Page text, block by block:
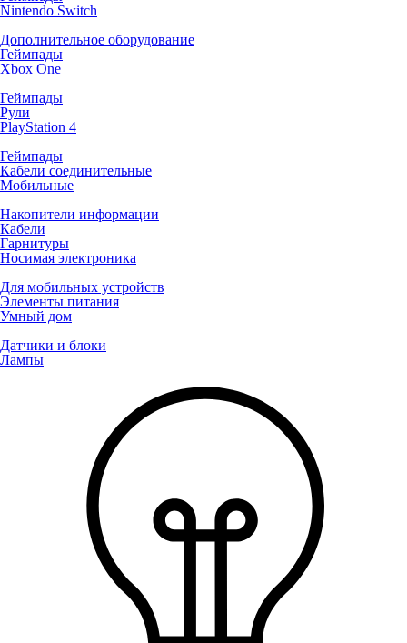
Nintendo Switch
Дополнительное оборудование
Геймпады
Xbox One
Геймпады
Рули
PlayStation 4
Геймпады
Кабели соединительные
Мобильные
Накопители информации
Кабели
Гарнитуры
Носимая электроника
Для мобильных устройств
Элементы питания
Умный дом
Датчики и блоки
Лампы